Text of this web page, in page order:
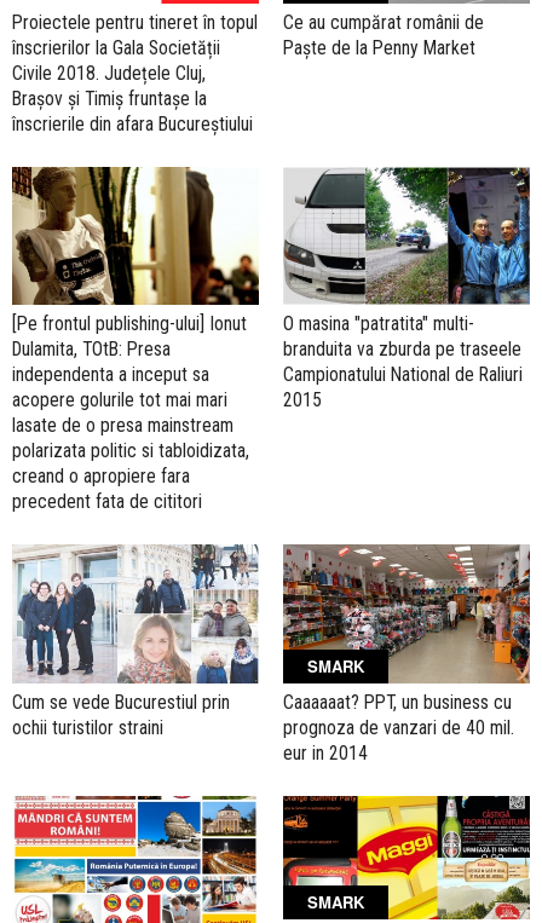
Proiectele pentru tineret în topul
înscrierilor la Gala Societății
Civile 2018. Județele Cluj,
Brașov și Timiș fruntașe la
înscrierile din afara Bucureștiului
Ce au cumpărat românii de
Paște de la Penny Market
[Pe frontul publishing-ului] Ionut
Dulamita, TOtB: Presa
independenta a inceput sa
acopere golurile tot mai mari
lasate de o presa mainstream
polarizata politic si tabloidizata,
creand o apropiere fara
precedent fata de cititori
O masina "patratita" multi-
branduita va zburda pe traseele
Campionatului National de Raliuri
2015
Cum se vede Bucurestiul prin
ochii turistilor straini
SMARK
Caaaaaat? PPT, un business cu
prognoza de vanzari de 40 mil.
eur in 2014
SMARK